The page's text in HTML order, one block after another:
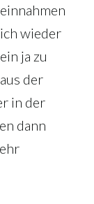
wieder
ja zu
der
in der
dann